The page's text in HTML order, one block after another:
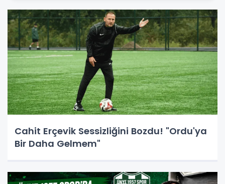
Cahit Erçevik Sessizliğini Bozdu! "Ordu'ya
Bir Daha Gelmem"